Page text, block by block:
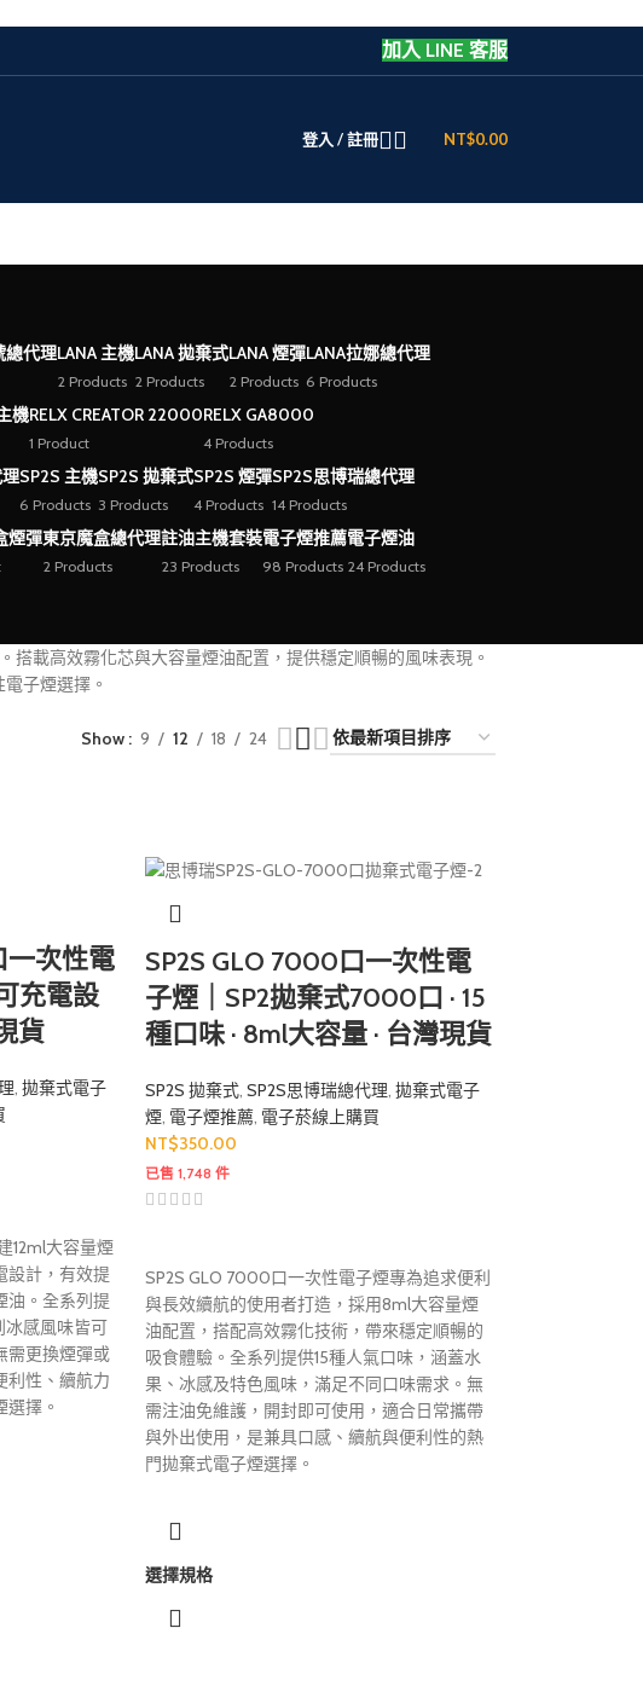
加入 LINE 客服
登入 / 註冊 NT$0.00
總代理LANA 主機
2 Products
LANA 拋棄式
2 Products
LANA 煙彈
2 Products
LANA拉娜總代理
6 Products
機RELX CREATOR 22000
1 Product
RELX GA8000
4 Products
SP2S 主機
6 Products
SP2S 拋棄式
3 Products
SP2S 煙彈
4 Products
SP2S思博瑞總代理
14 Products
煙彈東京魔盒總代理
2 Products
註油主機套裝
23 Products
電子煙推薦
98 Products
電子煙油
24 Products
載高效霧化芯與大容量煙油配置，提供穩定順暢的風味表現。
子煙選擇。
Show 9 12 18 24
次性電
充電設
貨
, 拋棄式電子
12ml大容量煙
設計，有效提
油。全系列提
冰感風味皆可
需更換煙彈或
利性、續航力
擇。
SP2S GLO 7000口一次性電
子煙｜SP2拋棄式7000口 · 15
種口味 · 8ml大容量 · 台灣現貨
SP2S 拋棄式 SP2S思博瑞總代理 拋棄式電子
煙 電子煙推薦 電子菸線上購買
NT$350.00
已售 1,748 件
SP2S GLO 7000口一次性電子煙專為追求便利
與長效續航的使用者打造，採用8ml大容量煙
油配置，搭配高效霧化技術，帶來穩定順暢的
吸食體驗。全系列提供15種人氣口味，涵蓋水
果、冰感及特色風味，滿足不同口味需求。無
需注油免維護，開封即可使用，適合日常攜帶
與外出使用，是兼具口感、續航與便利性的熱
門拋棄式電子煙選擇。
選擇規格